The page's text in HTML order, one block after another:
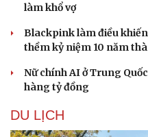
làm khổ vợ
Blackpink làm điều
thềm kỷ niệm 10 năm
Nữ chính AI ở Trung
hàng tỷ đồng
DU LỊCH